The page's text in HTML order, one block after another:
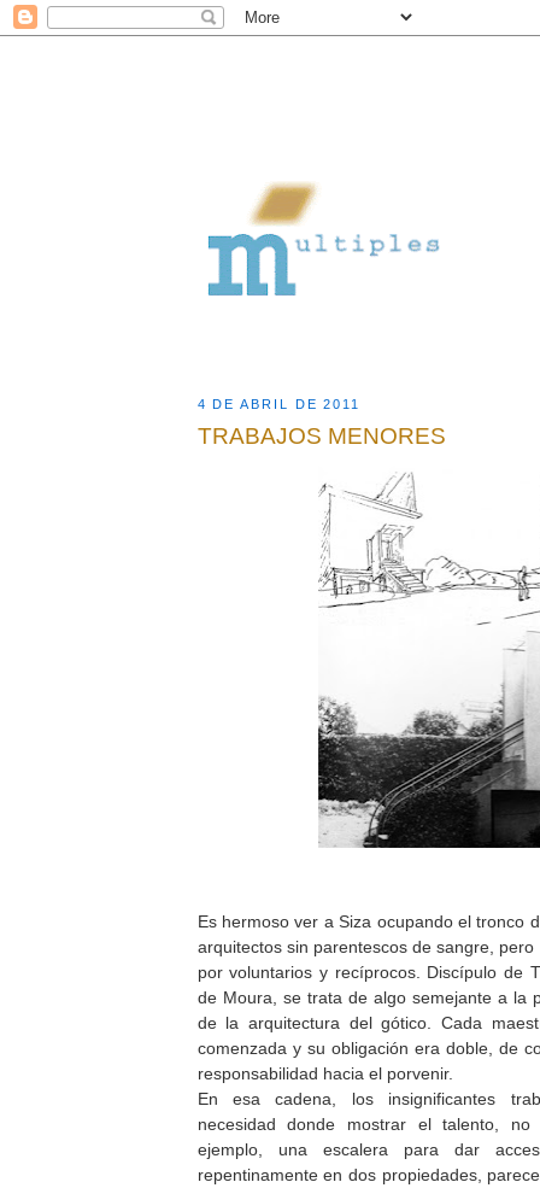
4 DE ABRIL DE 2011
TRABAJOS MENORES
Es hermoso ver a Siza ocupando el tronco
arquitectos sin parentescos de sangre,
por voluntarios y recíprocos. Discípulo de
de Moura, se trata de algo semejante a la
de la arquitectura del gótico. Cada
comenzada y su obligación era doble, de
responsabilidad hacia el porvenir.
En esa cadena, los insignificantes
necesidad donde mostrar el talento,
ejemplo, una escalera para dar
repentinamente en dos propiedades,